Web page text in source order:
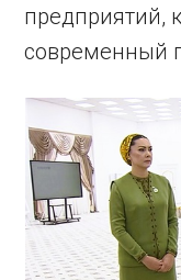
предприятий,
современный